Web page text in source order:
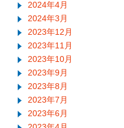
2024年4月
2024年3月
2023年12月
2023年11月
2023年10月
2023年9月
2023年8月
2023年7月
2023年6月